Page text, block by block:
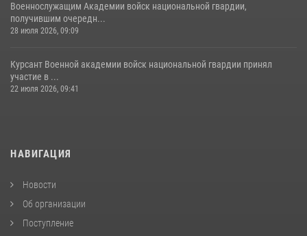
Военнослужащим Академии войск национальной гвардии,
получившим очередн...
28 июля 2026, 09:09
Курсант Военной академии войск национальной гвардии принял
участие в ...
22 июля 2026, 09:41
НАВИГАЦИЯ
Новости
Об организации
Поступление